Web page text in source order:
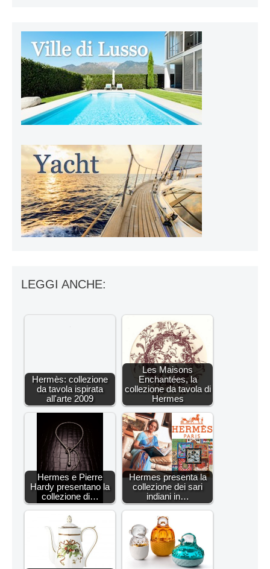
LEGGI ANCHE:
Hermès: collezione
da tavola ispirata
all'arte 2009
Les Maisons
Enchantées, la
collezione da tavola di
Hermes
Hermes e Pierre
Hardy presentano la
collezione di…
Hermes presenta la
collezione dei sari
indiani in…